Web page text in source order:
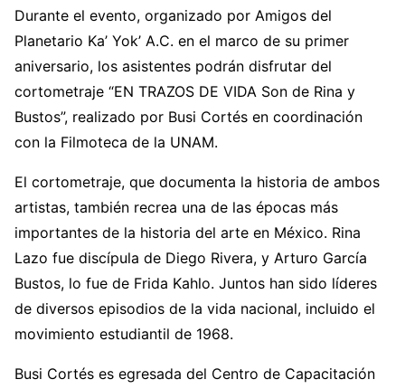
Durante el evento, organizado por Amigos del
Planetario Ka’ Yok’ A.C. en el marco de su primer
aniversario, los asistentes podrán disfrutar del
cortometraje “EN TRAZOS DE VIDA Son de Rina y
Bustos”, realizado por Busi Cortés en coordinación
con la Filmoteca de la UNAM.
El cortometraje, que documenta la historia de ambos
artistas, también recrea una de las épocas más
importantes de la historia del arte en México. Rina
Lazo fue discípula de Diego Rivera, y Arturo García
Bustos, lo fue de Frida Kahlo. Juntos han sido líderes
de diversos episodios de la vida nacional, incluido el
movimiento estudiantil de 1968.
Busi Cortés es egresada del Centro de Capacitación